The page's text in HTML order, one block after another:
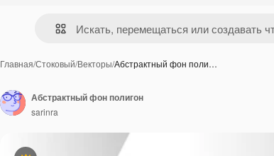
Главная/Стоковый/Векторы/Абстрактный фон поли…
Абстрактный фон полигон
sarinra